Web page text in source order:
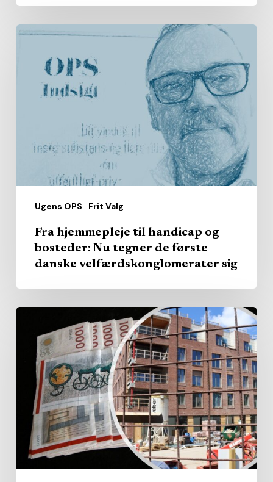
Ugens OPS Frit Valg
Fra
handicap
tegner
danske
velfærdskonglomerater
Fra hjemmepleje til handicap og
bosteder: Nu tegner de første
danske velfærdskonglomerater sig
kommunale
plejehjem
billigere
friplejehjem